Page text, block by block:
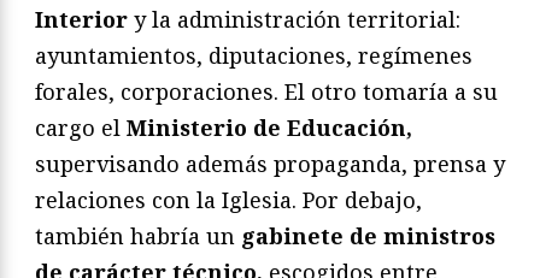
Interior y la administración territorial:
ayuntamientos, diputaciones, regímenes
forales, corporaciones. El otro tomaría a su
cargo el Ministerio de Educación,
supervisando además propaganda, prensa y
relaciones con la Iglesia. Por debajo,
también habría un gabinete de ministros
de carácter técnico, escogidos entre